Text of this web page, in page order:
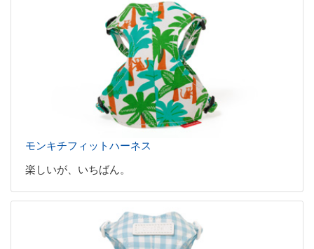
モンキチフィットハーネス
楽しいが、いちばん。